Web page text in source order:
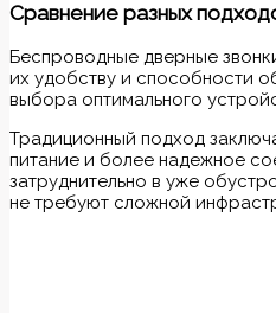
Сравнение разных
Беспроводные дверные
их удобству и способности
выбора оптимального
Традиционный подход
питание и более надежное
затруднительно в уже
не требуют сложной